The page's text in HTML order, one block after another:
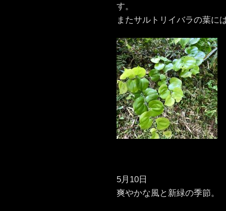
す。
またサルトリイバラの葉に
5月10日
爽やかな風と新緑の季節。